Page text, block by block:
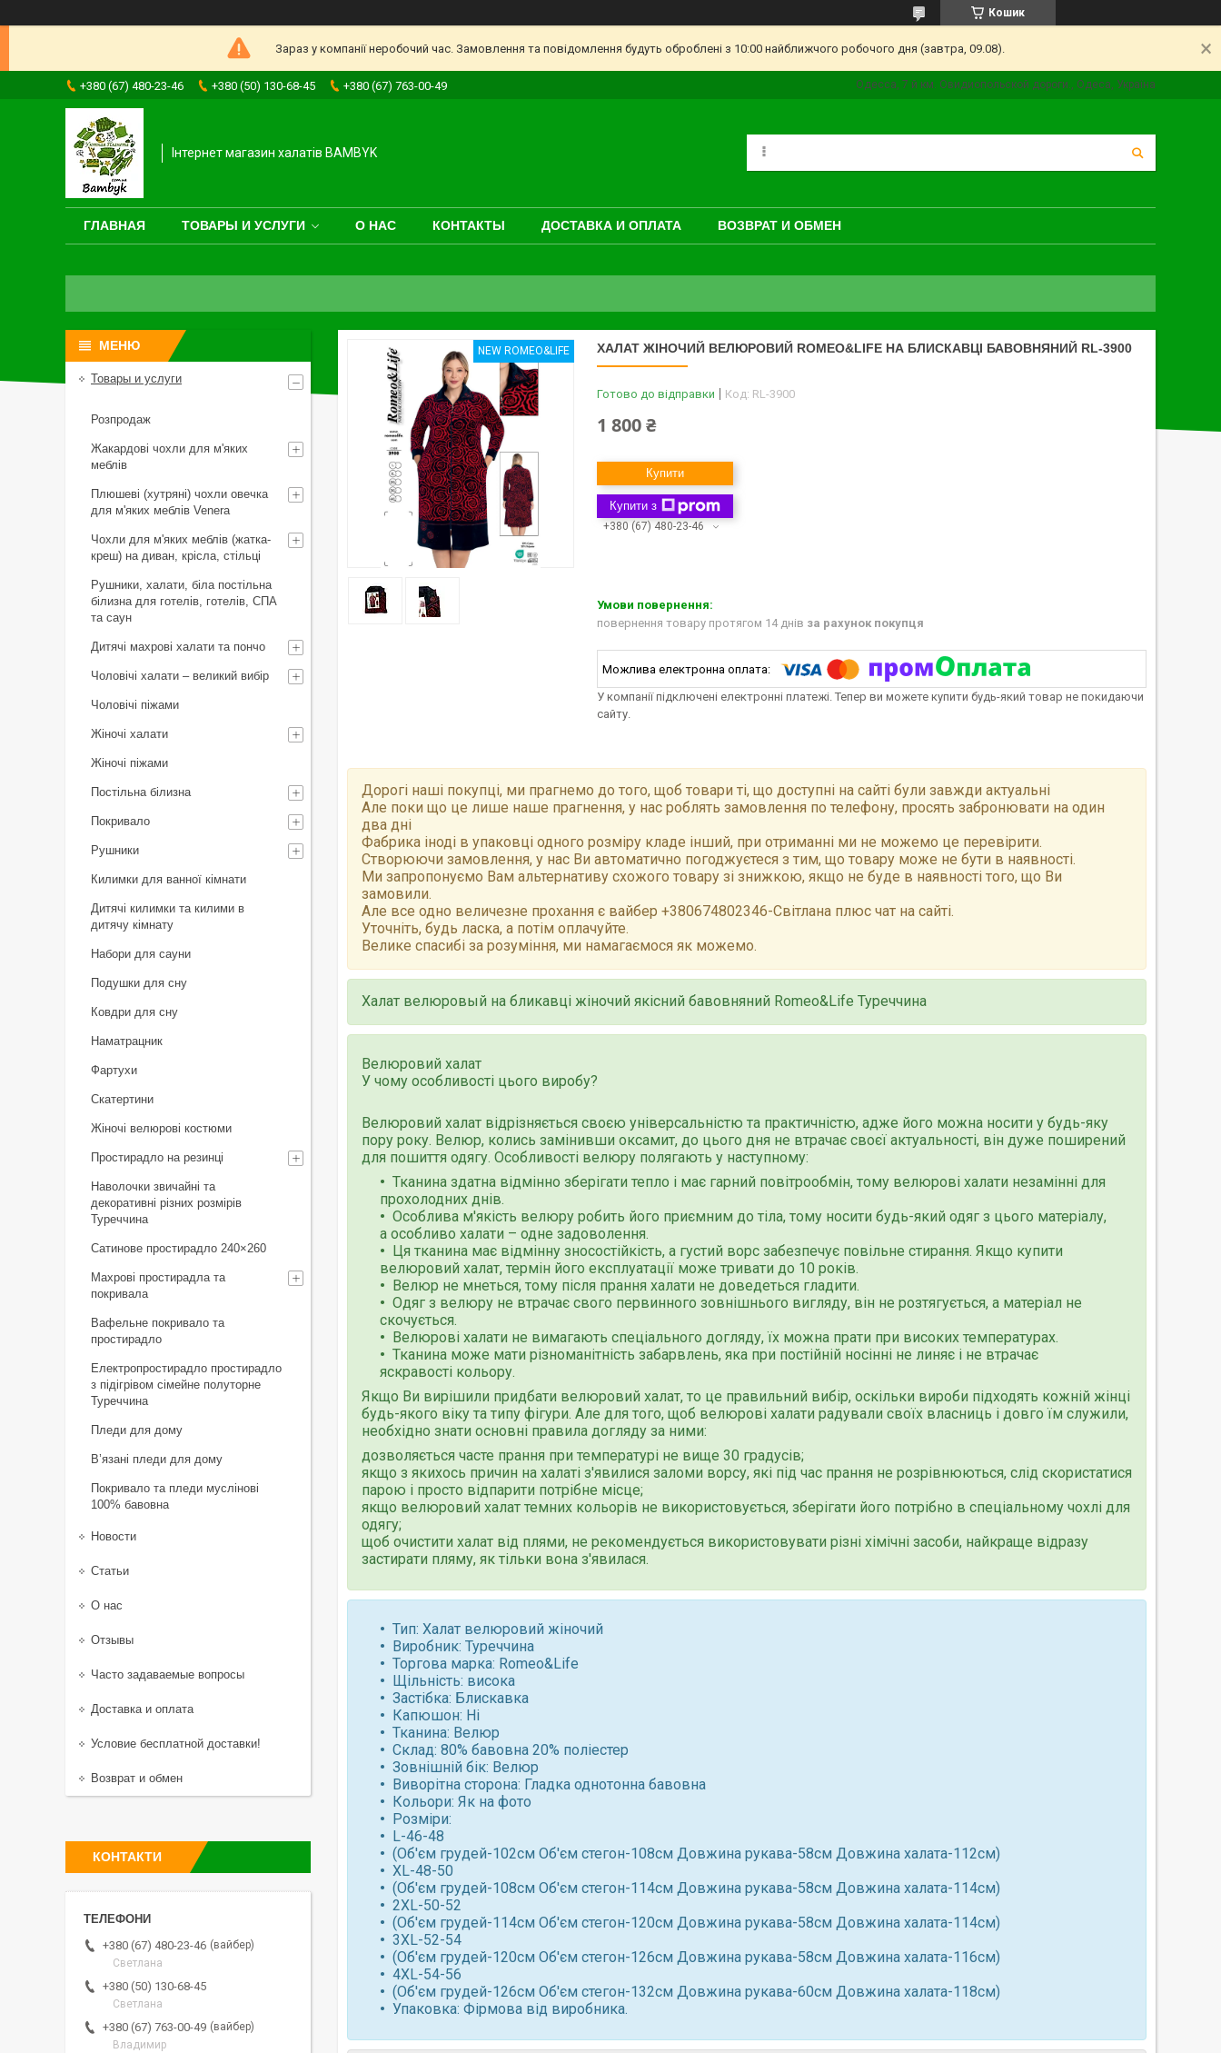
Кошик
Зараз у компанії неробочий час. Замовлення та повідомлення будуть оброблені з 10:00 найближчого робочого дня (завтра, 09.08).
+380 (67) 480-23-46 +380 (50) 130-68-45 +380 (67) 763-00-49 Одесса, 7 й км. Овидиопольской дороги., Одеса, Україна
Інтернет магазин халатів BAMBYK
ГЛАВНАЯ ТОВАРЫ И УСЛУГИ О НАС КОНТАКТЫ ДОСТАВКА И ОПЛАТА ВОЗВРАТ И ОБМЕН
NEW ROMEO&LIFE ХАЛАТ ЖІНОЧИЙ ВЕЛЮРОВИЙ ROMEO&LIFE НА БЛИСКАВЦІ БАВОВНЯНИЙ RL-3900
Готово до відправки Код: RL-3900
1 800 ₴
Купити
Купити з
+380 (67) 480-23-46
повернення товару протягом 14 днів за рахунок покупця
У компанії підключені електронні платежі. Тепер ви можете купити будь-який товар не покидаючи
сайту.
Дорогі наші покупці, ми прагнемо до того, щоб товари ті, що доступні на сайті були завжди актуальні
Але поки що це лише наше прагнення, у нас роблять замовлення по телефону, просять забронювати на один
два дні
Фабрика іноді в упаковці одного розміру кладе інший, при отриманні ми не можемо це перевірити.
Створюючи замовлення, у нас Ви автоматично погоджуєтеся з тим, що товару може не бути в наявності.
Ми запропонуємо Вам альтернативу схожого товару зі знижкою, якщо не буде в наявності того, що Ви
замовили.
Але все одно величезне прохання є вайбер +380674802346-Світлана плюс чат на сайті.
Уточніть, будь ласка, а потім оплачуйте.
Велике спасибі за розуміння, ми намагаємося як можемо.
Халат велюровый на бликавцi жiночий якiсний бавовняний Romeo&Life Туреччина
Велюровий халат
У чому особливості цього виробу?
Велюровий халат відрізняється своєю універсальністю та практичністю, адже його можна носити у будь-яку
пору року. Велюр, колись замінивши оксамит, до цього дня не втрачає своєї актуальності, він дуже поширений
для пошиття одягу. Особливості велюру полягають у наступному:
Тканина здатна відмінно зберігати тепло і має гарний повітрообмін, тому велюрові халати незамінні для
прохолодних днів.
Особлива м'якість велюру робить його приємним до тіла, тому носити будь-який одяг з цього матеріалу,
а особливо халати – одне задоволення.
Ця тканина має відмінну зносостійкість, а густий ворс забезпечує повільне стирання. Якщо купити
велюровий халат, термін його експлуатації може тривати до 10 років.
Велюр не мнеться, тому після прання халати не доведеться гладити.
Одяг з велюру не втрачає свого первинного зовнішнього вигляду, він не розтягується, а матеріал не
скочується.
Велюрові халати не вимагають спеціального догляду, їх можна прати при високих температурах.
Тканина може мати різноманітність забарвлень, яка при постійній носінні не линяє і не втрачає
яскравості кольору.
Якщо Ви вирішили придбати велюровий халат, то це правильний вибір, оскільки вироби підходять кожній жінці
будь-якого віку та типу фігури. Але для того, щоб велюрові халати радували своїх власниць і довго їм служили,
необхідно знати основні правила догляду за ними:
дозволяється часте прання при температурі не вище 30 градусів;
якщо з якихось причин на халаті з'явилися заломи ворсу, які під час прання не розрівнюються, слід скористатися
парою і просто відпарити потрібне місце;
якщо велюровий халат темних кольорів не використовується, зберігати його потрібно в спеціальному чохлі для
одягу;
щоб очистити халат від плями, не рекомендується використовувати різні хімічні засоби, найкраще відразу
застирати пляму, як тільки вона з'явилася.
Тип: Халат велюровий жіночий
Виробник: Туреччина
Торгова марка: Romeo&Life
Щільність: висока
Застібка: Блискавка
Капюшон: Нi
Тканина: Велюр
Склад: 80% бавовна 20% полiестер
Зовнішній бік: Велюр
Виворітна сторона: Гладка однотонна бавовна
Кольори: Як на фото
Розміри:
L-46-48
(Об'єм грудей-102см Об'єм стегон-108см Довжина рукава-58см Довжина халата-112см)
XL-48-50
(Об'єм грудей-108см Об'єм стегон-114см Довжина рукава-58см Довжина халата-114см)
2XL-50-52
(Об'єм грудей-114см Об'єм стегон-120см Довжина рукава-58см Довжина халата-114см)
3XL-52-54
(Об'єм грудей-120см Об'єм стегон-126см Довжина рукава-58см Довжина халата-116см)
4XL-54-56
(Об'єм грудей-126см Об'єм стегон-132см Довжина рукава-60см Довжина халата-118см)
Упаковка: Фірмова від виробника.
Товары и услуги
Розпродаж
Жакардові чохли для м'яких
меблів
Плюшеві (хутряні) чохли овечка
для м'яких меблів Venera
Чохли для м'яких меблів (жатка-
креш) на диван, крісла, стільці
Рушники, халати, біла постільна
білизна для готелів, готелів, СПА
та саун
Дитячі махрові халати та пончо
Чоловічі халати – великий вибір
Чоловічі піжами
Жіночі халати
Жіночі піжами
Постільна білизна
Покривало
Рушники
Килимки для ванної кімнати
Дитячі килимки та килими в
дитячу кімнату
Набори для сауни
Подушки для сну
Ковдри для сну
Наматрацник
Фартухи
Скатертини
Жіночі велюрові костюми
Простирадло на резинці
Наволочки звичайні та
декоративні різних розмірів
Туреччина
Сатинове простирадло 240×260
Махрові простирадла та
покривала
Вафельне покривало та
простирадло
Електропростирадло простирадло
з підігрівом сімейне полуторне
Туреччина
Пледи для дому
В’язані пледи для дому
Покривало та пледи муслінові
100% бавовна
Новости
Статьи
О нас
Отзывы
Часто задаваемые вопросы
Доставка и оплата
Условие бесплатной доставки!
Возврат и обмен
КОНТАКТИ
+380 (67) 480-23-46
вайбер
Светлана
+380 (50) 130-68-45
Светлана
+380 (67) 763-00-49
вайбер
Владимир